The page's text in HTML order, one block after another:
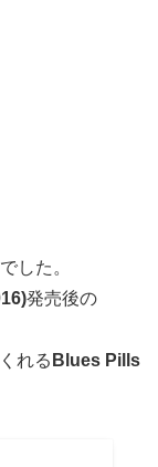
した。
発売後の
れる Blues Pills